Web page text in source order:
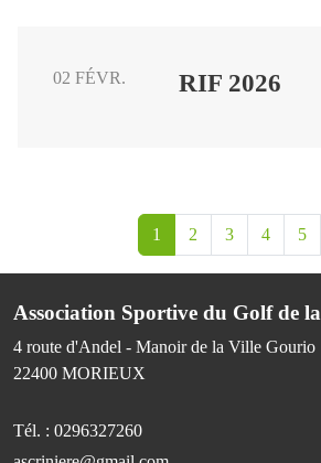
02 FÉVR. RIF 2026
1 2 3 4 5
Association Sportive du Golf de
4 route d'Andel - Manoir de la Ville Gourio
22400 MORIEUX
Tél. : 0296327260